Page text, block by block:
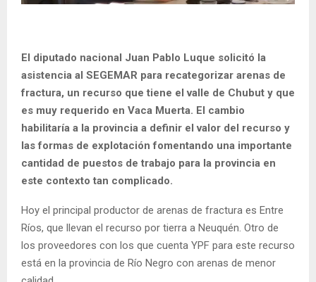
El diputado nacional Juan Pablo Luque solicitó la
asistencia al SEGEMAR para recategorizar arenas de
fractura, un recurso que tiene el valle de Chubut y que
es muy requerido en Vaca Muerta. El cambio
habilitaría a la provincia a definir el valor del recurso y
las formas de explotación fomentando una importante
cantidad de puestos de trabajo para la provincia en
este contexto tan complicado.
Hoy el principal productor de arenas de fractura es Entre
Ríos, que llevan el recurso por tierra a Neuquén. Otro de
los proveedores con los que cuenta YPF para este recurso
está en la provincia de Río Negro con arenas de menor